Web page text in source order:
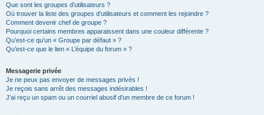
Que sont les groupes d’utilisateurs ?
Où trouver la liste des groupes d’utilisateurs et comment les rejoindre ?
Comment devenir chef de groupe ?
Pourquoi certains membres apparaissent dans une couleur différente ?
Qu’est-ce qu’un « Groupe par défaut » ?
Qu’est-ce que le lien « L’équipe du forum » ?
Messagerie privée
Je ne peux pas envoyer de messages privés !
Je reçois sans arrêt des messages indésirables !
J’ai reçu un spam ou un courriel abusif d’un membre de ce forum !